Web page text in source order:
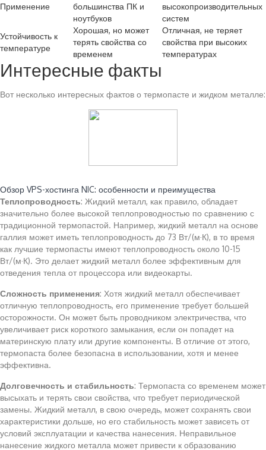
Применение
большинства ПК и
ноутбуков
высокопроизводительных
систем
Устойчивость к
температуре
Хорошая, но может
терять свойства со
временем
Отличная, не теряет
свойства при высоких
температурах
Интересные факты
Вот несколько интересных фактов о термопасте и жидком металле:
Обзор VPS-хостинга NIC: особенности и преимущества
Теплопроводность: Жидкий металл, как правило, обладает
значительно более высокой теплопроводностью по сравнению с
традиционной термопастой. Например, жидкий металл на основе
галлия может иметь теплопроводность до 73 Вт/(м·К), в то время
как лучшие термопасты имеют теплопроводность около 10-15
Вт/(м·К). Это делает жидкий металл более эффективным для
отведения тепла от процессора или видеокарты.
Сложность применения: Хотя жидкий металл обеспечивает
отличную теплопроводность, его применение требует большей
осторожности. Он может быть проводником электричества, что
увеличивает риск короткого замыкания, если он попадет на
материнскую плату или другие компоненты. В отличие от этого,
термопаста более безопасна в использовании, хотя и менее
эффективна.
Долговечность и стабильность: Термопаста со временем может
высыхать и терять свои свойства, что требует периодической
замены. Жидкий металл, в свою очередь, может сохранять свои
характеристики дольше, но его стабильность может зависеть от
условий эксплуатации и качества нанесения. Неправильное
нанесение жидкого металла может привести к образованию